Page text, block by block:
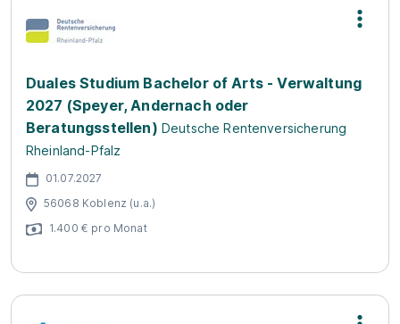
Duales Studium Bachelor of Arts - Verwaltung
2027 (Speyer, Andernach oder
Beratungsstellen) Deutsche Rentenversicherung
Rheinland-Pfalz
01.07.2027
56068 Koblenz (u.a.)
1.400 € pro Monat